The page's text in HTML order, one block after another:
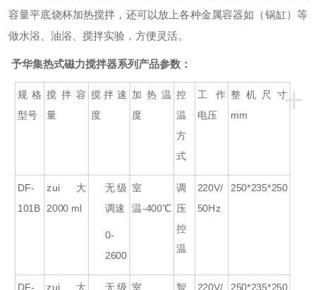
容量平底烧杯加热搅拌，还可以放上各种金属容器如（锅缸）等
做水浴、油浴、搅拌实验，方便灵活。
予华集热式磁力搅拌器系列产品参数：
+
规格
型号
搅拌容
量
搅拌速
度
加热温
度
控
温
方
式
工作
电压
整机尺寸
mm
DF-
101B
zui大
2000 ml
无级
调速
0-
2600
室
温-400℃
调
压
控
温
220V/
50Hz
250*235*250
DF- zui大 无级 室 智 220V/ 250*235*250